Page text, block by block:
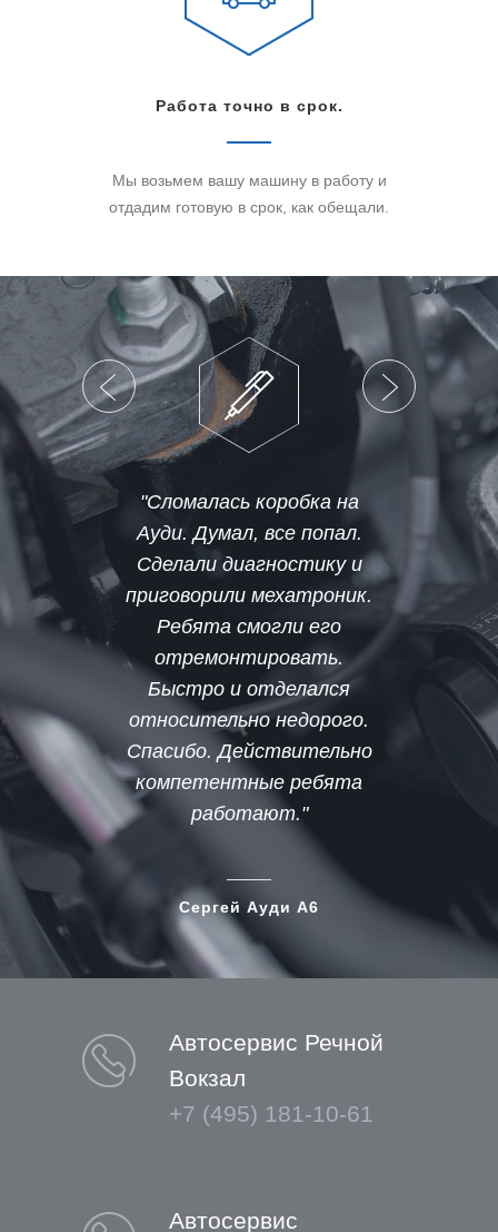
Работа точно в срок.
Мы возьмем вашу машину в работу и
отдадим готовую в срок, как обещали.
"Сломалась коробка на
Ауди. Думал, все попал.
Сделали диагностику и
приговорили мехатроник.
Ребята смогли его
отремонтировать.
Быстро и отделался
относительно недорого.
Спасибо. Действительно
компетентные ребята
работают."
Сергей Ауди А6
Автосервис Речной
Вокзал
+7 (495) 181-10-61
Автосервис